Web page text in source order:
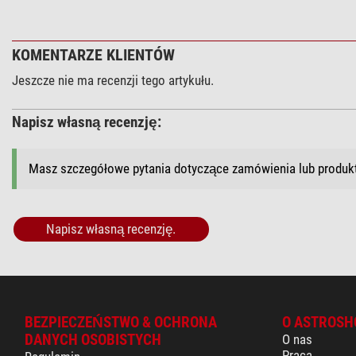
KOMENTARZE KLIENTÓW
Jeszcze nie ma recenzji tego artykułu.
Napisz własną recenzję:
Masz szczegółowe pytania dotyczące zamówienia lub
Napisz własną recenzję.
BEZPIECZEŃSTWO & OCHRONA
DANYCH OSOBISTYCH
O
O nas